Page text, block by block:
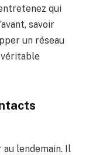
qui
savoir
un réseau
au lendemain. Il